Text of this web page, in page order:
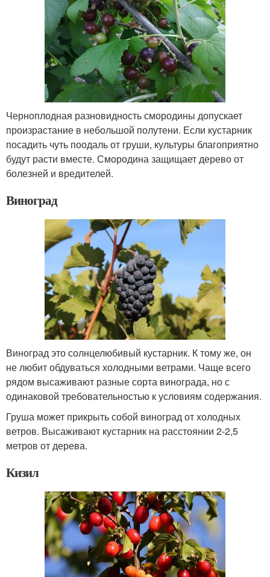
Черноплодная разновидность смородины допускает
произрастание в небольшой полутени. Если кустарник
посадить чуть поодаль от груши, культуры благоприятно
будут расти вместе. Смородина защищает дерево от
болезней и вредителей.
Виноград
Виноград это солнцелюбивый кустарник. К тому же, он
не любит обдуваться холодными ветрами. Чаще всего
рядом высаживают разные сорта винограда, но с
одинаковой требовательностью к условиям содержания.
Груша может прикрыть собой виноград от холодных
ветров. Высаживают кустарник на расстоянии 2-2,5
метров от дерева.
Кизил